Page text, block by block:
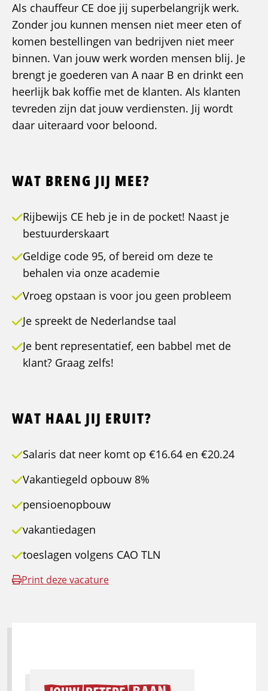
Als chauffeur CE doe jij superbelangrijk werk.
Zonder jou kunnen mensen niet meer eten of
komen bestellingen van bedrijven niet meer
binnen. Van jouw werk worden mensen blij. Je
brengt je goederen van A naar B en drinkt een
heerlijk bak koffie met de klanten. Als klanten
tevreden zijn dat jouw verdiensten. Jij wordt
daar uiteraard voor beloond.
WAT BRENG JIJ MEE?
Rijbewijs CE heb je in de pocket! Naast je
bestuurderskaart
Geldige code 95, of bereid om deze te
behalen via onze academie
Vroeg opstaan is voor jou geen probleem
Je spreekt de Nederlandse taal
Je bent representatief, een babbel met de
klant? Graag zelfs!
WAT HAAL JIJ ERUIT?
Salaris dat neer komt op €16.64 en €20.24
Vakantiegeld opbouw 8%
pensioenopbouw
vakantiedagen
toeslagen volgens CAO TLN
Print deze vacature